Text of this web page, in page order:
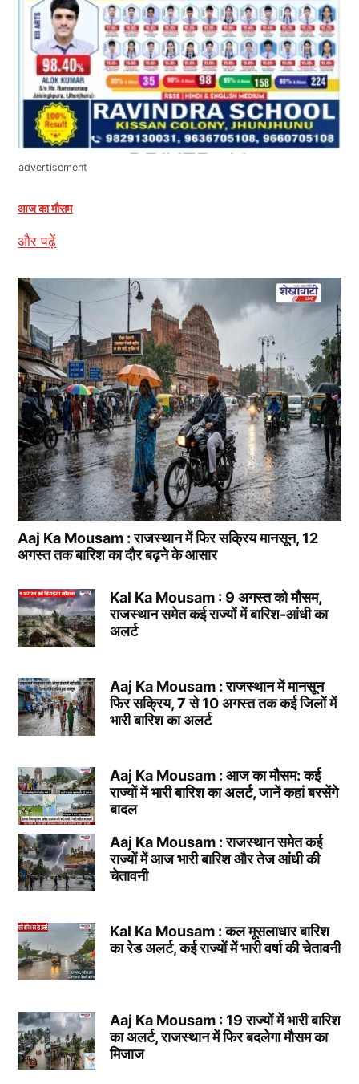
advertisement
आज का मौसम
और पढ़ें
Aaj Ka Mousam : राजस्थान में फिर सक्रिय मानसून, 12
अगस्त तक बारिश का दौर बढ़ने के आसार
Kal Ka Mousam : 9 अगस्त को मौसम,
राजस्थान समेत कई राज्यों में बारिश-आंधी का
अलर्ट
Aaj Ka Mousam : राजस्थान में मानसून
फिर सक्रिय, 7 से 10 अगस्त तक कई जिलों में
भारी बारिश का अलर्ट
Aaj Ka Mousam : आज का मौसम: कई
राज्यों में भारी बारिश का अलर्ट, जानें कहां बरसेंगे
बादल
Aaj Ka Mousam : राजस्थान समेत कई
राज्यों में आज भारी बारिश और तेज आंधी की
चेतावनी
Kal Ka Mousam : कल मूसलाधार बारिश
का रेड अलर्ट, कई राज्यों में भारी वर्षा की चेतावनी
Aaj Ka Mousam : 19 राज्यों में भारी बारिश
का अलर्ट, राजस्थान में फिर बदलेगा मौसम का
मिजाज